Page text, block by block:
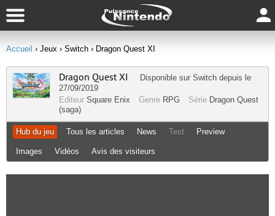
Accueil › Jeux › Switch › Dragon Quest XI
Dragon Quest XI Disponible sur Switch depuis le
27/09/2019
Editeur Square Enix Genre RPG Série Dragon Quest
(saga)
Hub du jeu Tous les articles News Test Preview
Images Vidéos Avis des visiteurs